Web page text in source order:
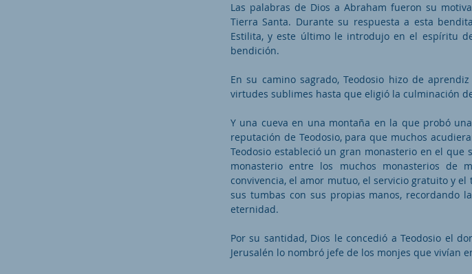
Las palabras de Dios a Abraham fueron su
Tierra Santa. Durante su respuesta a esta
Estilita, y este último le introdujo en el espíritu
bendición.
En su camino sagrado, Teodosio hizo de
virtudes sublimes hasta que eligió la culminación
Y una cueva en una montaña en la que probó
reputación de Teodosio, para que muchos
Teodosio estableció un gran monasterio en el que
monasterio entre los muchos monasterios de
convivencia, el amor mutuo, el servicio gratuito y
sus tumbas con sus propias manos,
eternidad.
Por su santidad, Dios le concedió a Teodosio el
Jerusalén lo nombró jefe de los monjes que vivían